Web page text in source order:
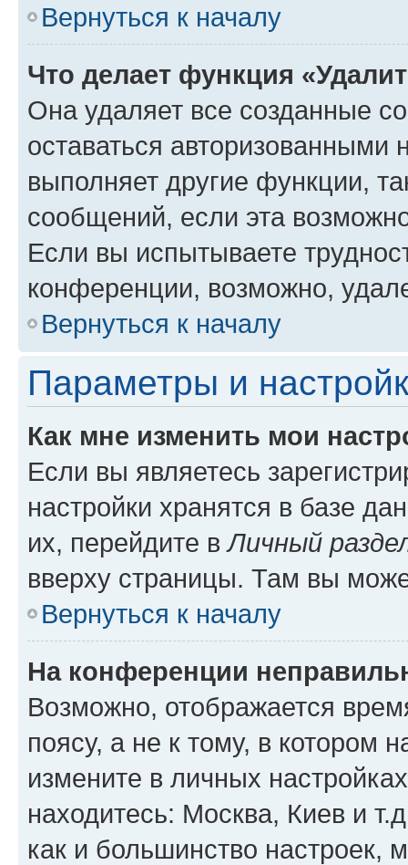
Вернуться к началу
Что делает функция
Она удаляет все созданные
оставаться авторизованными
выполняет другие функции,
сообщений, если эта
Если вы испытываете
конференции, возможно,
Вернуться к началу
Параметры и
Как мне изменить мои
Если вы являетесь
настройки хранятся в базе
их, перейдите вЛичный
вверху страницы. Там вы
Вернуться к началу
На конференции
Возможно, отображается
поясу, а не к тому, в котором
измените в личных
находитесь: Москва, Киев и
как и большинство настроек,